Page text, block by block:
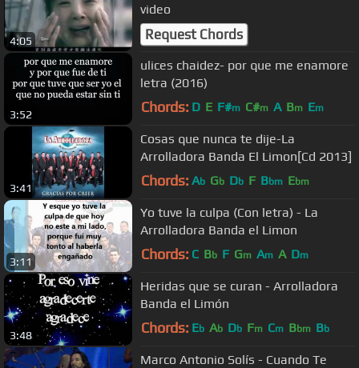
4:05
video
Request Chords
3:52
ulices chaidez- por que me enamore
letra (2016)
Chords: D E F#m C#m A Bm Em
3:41
Cosas que nunca te dije-La
Arrolladora Banda El Limon[Cd 2013]
Chords: Ab Gb Db F Bbm Ebm
3:11
Yo tuve la culpa (Con letra) - La
Arrolladora Banda el Limon
Chords: C Bb F Gm Am A Dm
3:48
Heridas que se curan - Arrolladora
Banda el Limón
Chords: Eb Ab Db Fm Cm Bbm Bb
Marco Antonio Solís - Cuando Te